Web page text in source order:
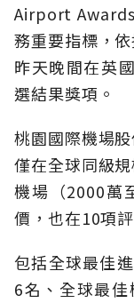
Airport
務重要指標，
昨天晚間在英
選結果獎項。
桃園國際機場
僅在全球同級
機場（2000萬
價，也在10項
包括全球最佳
6名、全球最